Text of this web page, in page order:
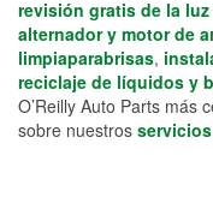
revisión gratis de la luz
alternador y motor de
limpiaparabrisas,
reciclaje de líquidos y
O’Reilly Auto Parts más
sobre nuestros